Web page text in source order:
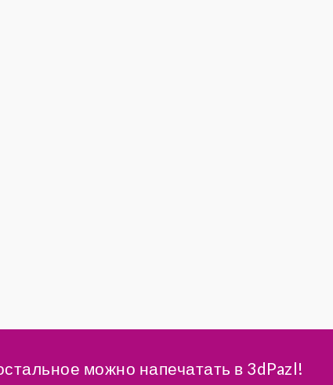
можно напечатать в 3dPazl!